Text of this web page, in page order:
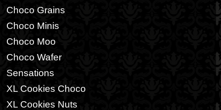
Choco Grains
Choco Minis
Choco Moo
Choco Wafer
Sensations
XL Cookies Choco
XL Cookies Nuts